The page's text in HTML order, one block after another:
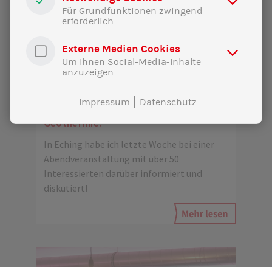
Wie beschleunigen wir den Ausbau der
Geothermie?
In Eching habe ich letzte Woche bei einer
Abendveranstaltung mit über 50
Interessierten darüber informiert und
diskutiert!
Für Grundfunktionen zwingend
erforderlich.
Externe Medien Cookies
Um Ihnen Social-Media-Inhalte
anzuzeigen.
Impressum Datenschutz